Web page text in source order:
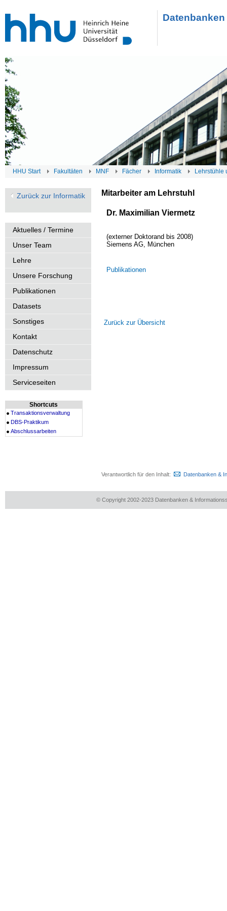
HHU Start Fakultäten MNF Fächer Informatik Lehrstühle
Zurück zur Informatik
Aktuelles / Termine
Unser Team
Lehre
Unsere Forschung
Publikationen
Datasets
Sonstiges
Kontakt
Datenschutz
Impressum
Serviceseiten
Shortcuts
Transaktionsverwaltung
DBS-Praktikum
Abschlussarbeiten
Mitarbeiter am Lehrstuhl
Dr. Maximilian Viermetz
(externer Doktorand bis 2008)
Siemens AG, München
Publikationen
Zurück zur Übersicht
Verantwortlich für den Inhalt: Datenbanken &
© Copyright 2002-2023 Datenbanken &